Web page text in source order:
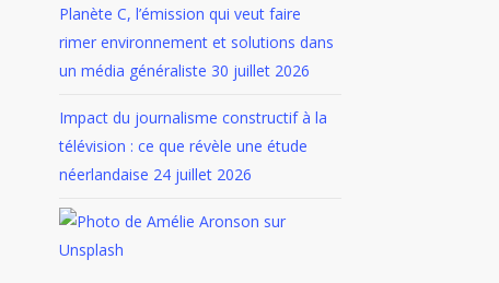
Planète C, l’émission qui veut faire
rimer environnement et solutions dans
un média généraliste 30 juillet 2026
Impact du journalisme constructif à la
télévision : ce que révèle une étude
néerlandaise 24 juillet 2026